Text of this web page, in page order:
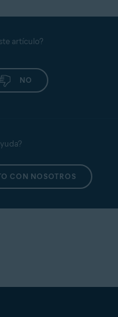
artículo?
NO
CON NOSOTROS